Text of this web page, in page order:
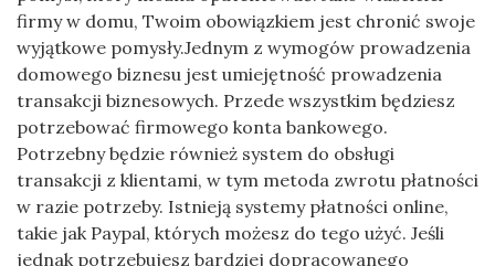
firmy w domu, Twoim obowiązkiem jest chronić swoje
wyjątkowe pomysły.Jednym z wymogów prowadzenia
domowego biznesu jest umiejętność prowadzenia
transakcji biznesowych. Przede wszystkim będziesz
potrzebować firmowego konta bankowego.
Potrzebny będzie również system do obsługi
transakcji z klientami, w tym metoda zwrotu płatności
w razie potrzeby. Istnieją systemy płatności online,
takie jak Paypal, których możesz do tego użyć. Jeśli
jednak potrzebujesz bardziej dopracowanego